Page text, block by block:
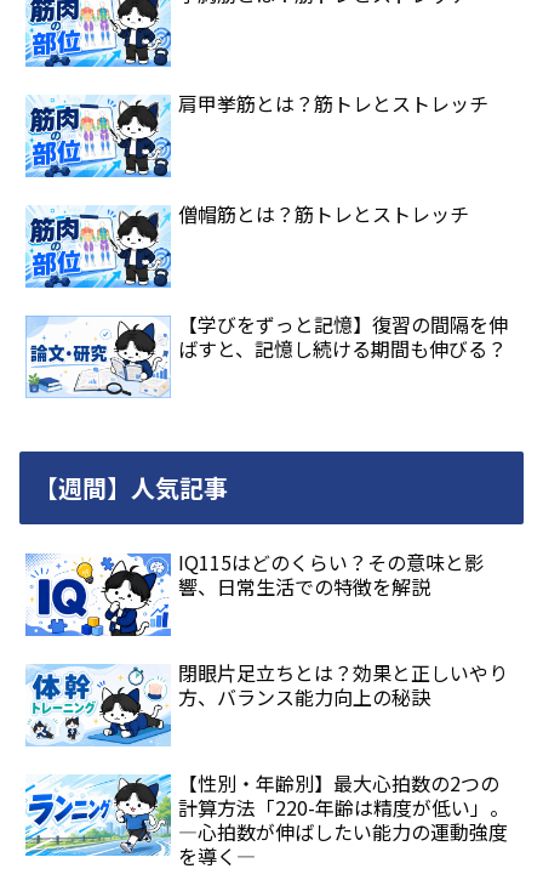
肩甲挙筋とは？筋トレとストレッチ
僧帽筋とは？筋トレとストレッチ
【学びをずっと記憶】復習の間隔を伸
ばすと、記憶し続ける期間も伸びる？
【週間】人気記事
IQ115はどのくらい？その意味と影
響、日常生活での特徴を解説
閉眼片足立ちとは？効果と正しいやり
方、バランス能力向上の秘訣
【性別・年齢別】最大心拍数の2つの
計算方法「220-年齢は精度が低い」。
―心拍数が伸ばしたい能力の運動強度
を導く―